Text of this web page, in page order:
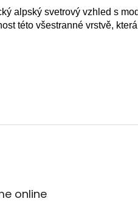
alpský svetrový vzhled s
této všestranné vrstvě,
online